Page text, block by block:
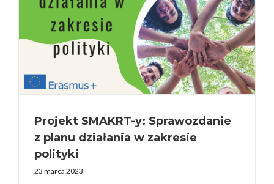
Projekt SMAKRT-y: Sprawozdanie
z planu działania w zakresie
polityki
23 marca 2023